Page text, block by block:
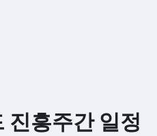
흥주간 일정